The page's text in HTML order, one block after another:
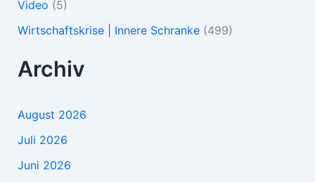
Video (5)
Wirtschaftskrise | Innere Schranke(499)
Archiv
August 2026
Juli 2026
Juni 2026